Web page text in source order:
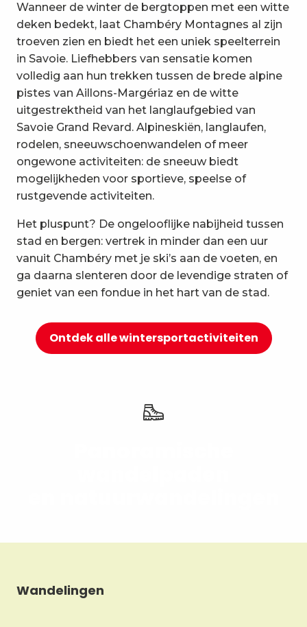
4 Wielrennen
5 Mountainbiken in de Bauges
6
Andere activiteiten in de vrije
natuur
7
Bezienswaardigheden, cultuur
en erfgoed
8 Wijngaarden
9 Indooractiviteiten
10 Ontspanning en welzijn
Wanneer de winter de bergtoppen met een witte
deken bedekt, laat Chambéry Montagnes al zijn
troeven zien en biedt het een uniek speelterrein
in Savoie. Liefhebbers van sensatie komen
volledig aan hun trekken tussen de brede alpine
pistes van Aillons-Margériaz en de witte
uitgestrektheid van het langlaufgebied van
Savoie Grand Revard. Alpineskiën, langlaufen,
rodelen, sneeuwschoenwandelen of meer
ongewone activiteiten: de sneeuw biedt
mogelijkheden voor sportieve, speelse of
rustgevende activiteiten.
Het pluspunt? De ongelooflijke nabijheid tussen
stad en bergen: vertrek in minder dan een uur
vanuit Chambéry met je ski’s aan de voeten, en
ga daarna slenteren door de levendige straten of
geniet van een fondue in het hart van de stad.
Ontdek alle wintersportactiviteiten
Wandelingen